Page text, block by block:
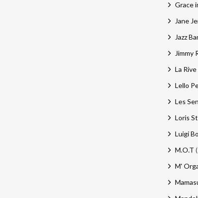
Grace
Jane
Jazz
Jimmy
La
Lello
Les
Loris
Luigi
M.O.T
M'